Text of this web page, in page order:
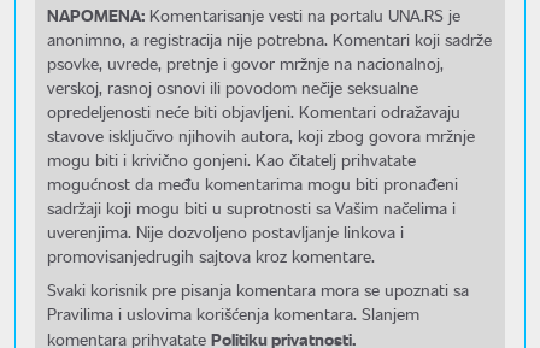
NAPOMENA: Komentarisanje vesti na portalu UNA.RS je
anonimno, a registracija nije potrebna. Komentari koji sadrže
psovke, uvrede, pretnje i govor mržnje na nacionalnoj,
verskoj, rasnoj osnovi ili povodom nečije seksualne
opredeljenosti neće biti objavljeni. Komentari odražavaju
stavove isključivo njihovih autora, koji zbog govora mržnje
mogu biti i krivično gonjeni. Kao čitatelj prihvatate
mogućnost da među komentarima mogu biti pronađeni
sadržaji koji mogu biti u suprotnosti sa Vašim načelima i
uverenjima. Nije dozvoljeno postavljanje linkova i
promovisanjedrugih sajtova kroz komentare.
Svaki korisnik pre pisanja komentara mora se upoznati sa
Pravilima i uslovima korišćenja komentara. Slanjem
komentara prihvatate Politiku privatnosti.